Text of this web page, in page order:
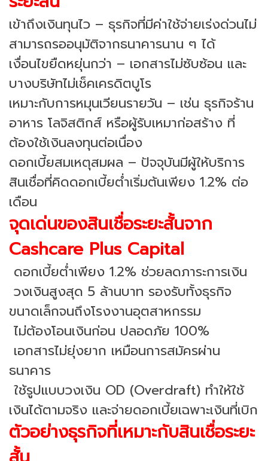
เข้าถึงเงินทุนไว – ธุรกิจที่มีค่าใช้จ่ายเร่งด่วนไม่
สามารถรออนุมัติจากธนาคารนาน ๆ ได้
เงื่อนไขยืดหยุ่นกว่า – เอกสารไม่ซับซ้อน และ
บางบริษัทไม่เช็คเครดิตบูโร
เหมาะกับการหมุนเวียนรายวัน – เช่น ธุรกิจร้าน
อาหาร โลจิสติกส์ หรือผู้รับเหมาก่อสร้าง ที่
ต้องใช้เงินลงทุนต่อเนื่อง
ดอกเบี้ยสมเหตุสมผล – ปัจจุบันมีผู้ให้บริการ
สินเชื่อที่คิดดอกเบี้ยต่ำเริ่มต้นเพียง 1.2% ต่อ
เดือน
จุดเด่นของสินเชื่อระยะสั้นจาก
Cashcare Plus Capital
ดอกเบี้ยต่ำเพียง 1.2% ช่วยลดภาระการเงิน
วงเงินสูงสุด 5 ล้านบาท รองรับทั้งธุรกิจ
ขนาดเล็กจนถึงโรงงานอุตสาหกรรม
ไม่ต้องโอนเงินก่อน ปลอดภัย 100%
เอกสารไม่ยุ่งยาก เหมือนการสมัครผ่าน
ธนาคาร
ใช้รูปแบบวงเงิน OD (Overdraft) ทำให้ใช้
เงินได้ตามจริง และจ่ายดอกเบี้ยเฉพาะเงินที่เบิก
ตัวอย่างธุรกิจที่เหมาะกับสินเชื่อระยะ